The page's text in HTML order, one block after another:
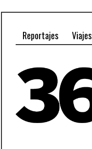
Reportajes Viajes